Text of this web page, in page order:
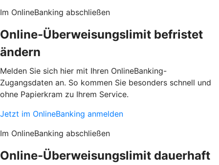
Im OnlineBanking abschließen
Online-Überweisungslimit befristet
ändern
Melden Sie sich hier mit Ihren OnlineBanking-
Zugangsdaten an. So kommen Sie besonders schnell und
ohne Papierkram zu Ihrem Service.
Jetzt im OnlineBanking anmelden
Im OnlineBanking abschließen
Online-Überweisungslimit dauerhaft